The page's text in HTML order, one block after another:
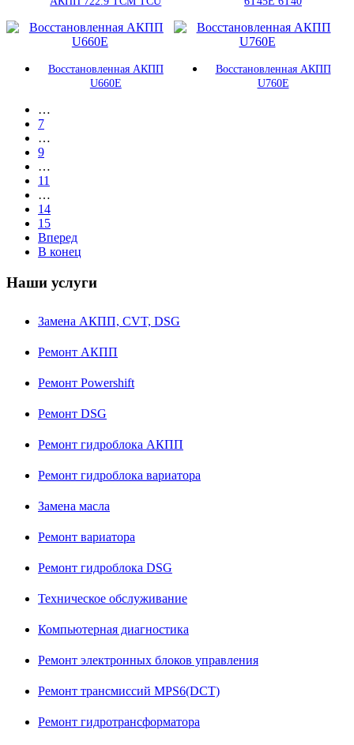
Восстановленная АКПП
U660E
Восстановленная АКПП
U760E
…
7
…
9
…
11
…
14
15
Вперед
В конец
Наши услуги
Замена АКПП, CVT, DSG
Ремонт АКПП
Ремонт Powershift
Ремонт DSG
Ремонт гидроблока АКПП
Ремонт гидроблока вариатора
Замена масла
Ремонт вариатора
Ремонт гидроблока DSG
Техническое обслуживание
Компьютерная диагностика
Ремонт электронных блоков управления
Ремонт трансмиссий MPS6(DCT)
Ремонт гидротрансформатора